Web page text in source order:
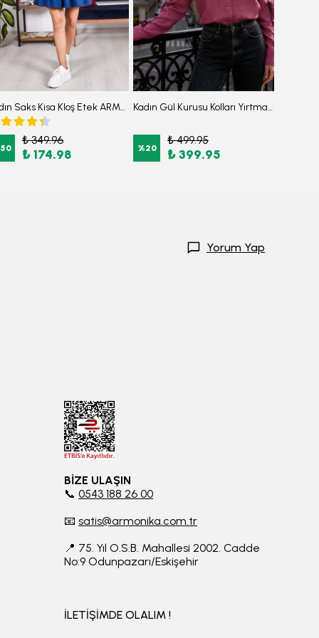
Kadın Saks Kisa Kloş Etek ARM-22K001013
50
₺ 349.96
₺ 174.98
Kadın Gül Kurusu Kolları Yırtmaçlı Bağcık Detaylı Gömlek ARM-26Y001058
%20
₺ 499.95
₺ 399.95
Yorum Yap
BİZE ULAŞIN
📞 0543 188 26 00
📧 satis@armonika.com.tr
📍 75. Yıl O.S.B. Mahallesi 2002. Cadde
No:9 Odunpazarı/Eskişehir
İLETİŞİMDE OLALIM !